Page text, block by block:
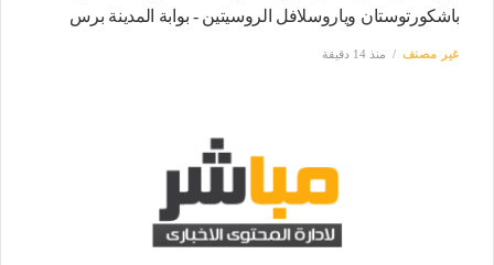
باشكورتوستان وياروسلافل الروسيتين - بوابة المدينة برس
غير مصنف منذ 14 دقيقة